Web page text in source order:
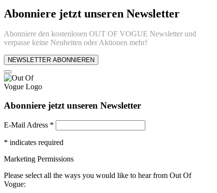
Abonniere jetzt unseren Newsletter
Abonniere den kostenlosen OUT OF VOGUE Newsletter und
verpasse keine Neuheiten oder Aktionen mehr!
NEWSLETTER ABONNIEREN
Abonniere jetzt unseren Newsletter
E-Mail Adress *
* indicates required
Marketing Permissions
Please select all the ways you would like to hear from Out Of
Vogue: